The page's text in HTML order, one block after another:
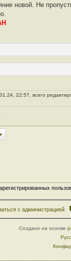
новой. Не
22:57, всего
с администрацией
Создано на основе